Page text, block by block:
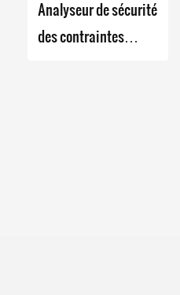
Analyseur de sécurité
des contraintes